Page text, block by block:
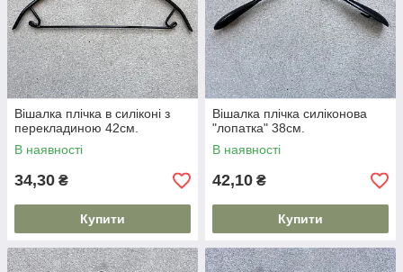
Вішалка плічка в силіконі з
перекладиною 42см.
В наявності
34,30 ₴
Купити
Вішалка плічка силіконова
"лопатка" 38см.
В наявності
42,10 ₴
Купити